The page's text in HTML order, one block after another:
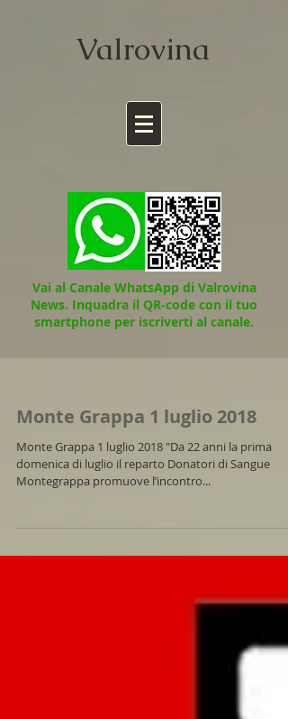
Valrovina
Vai al Canale WhatsApp di Valrovina
News. Inquadra il QR-code con il tuo
smartphone per iscriverti al canale.
Monte Grappa 1 luglio 2018
Monte Grappa 1 luglio 2018 "Da 22 anni la prima
domenica di luglio il reparto Donatori di Sangue
Montegrappa promuove l’incontro...